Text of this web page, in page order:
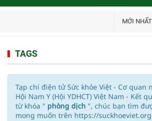
MỚI NHẤT
TAGS
Tạp chí điện tử Sức khỏe Việt - Cơ quan
Hội Nam Y (Hội YDHCT) Việt Nam - Kết
từ khóa " phòng dịch ", chúc bạn tìm
mong muốn trên https://